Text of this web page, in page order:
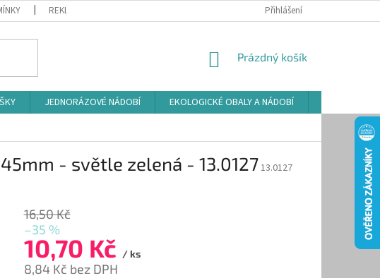
REKLAMAČNÍ ŘÁD ZÁSADY POUŽÍVÁNÍ SOUBORŮ COOKIES
Přihlášení
NÁKUPNÍ
Prázdný košík
JEDNORÁZOVÉ NÁDOBÍ EKOLOGICKÉ OBALY A NÁDOBÍ
- světle zelená - 13.012713.0127
16,50 Kč
–35 %
10,70 Kč / ks
8,84 Kč bez DPH